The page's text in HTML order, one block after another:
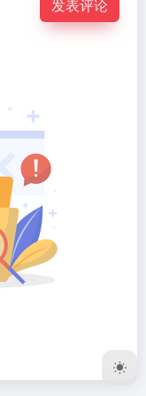
发表评论